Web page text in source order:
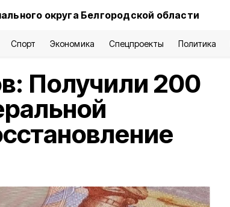
округа Белгородской области
Спорт Экономика Спецпроекты Политика
Получили 200